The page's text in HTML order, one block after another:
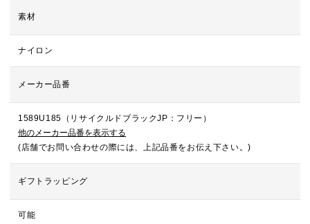
素材
ナイロン
メーカー品番
1589U185（リサイクルドブラックJP：フリー）
他のメーカー品番を表示する
(店舗でお問い合わせの際には、上記品番をお伝え下さい。)
ギフトラッピング
可能